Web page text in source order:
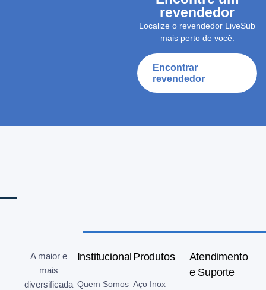
revendedor
Localize o revendedor LiveSub
mais perto de você.
Encontrar
revendedor
A maior e
mais
diversificada
Institucional
Quem Somos
Produtos
Aço Inox
Atendimento
e Suporte